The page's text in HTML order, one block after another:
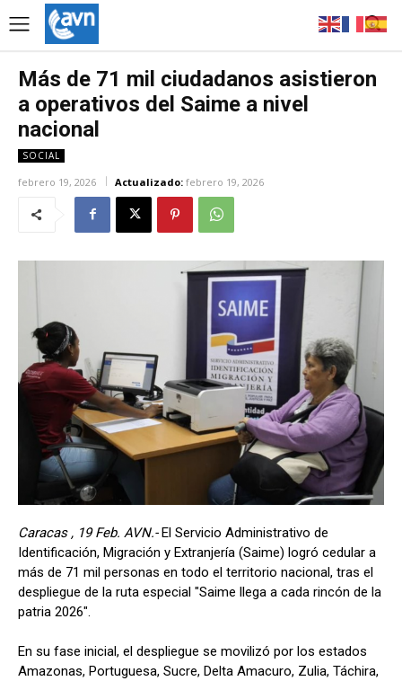
Más de 71 mil ciudadanos asistieron
a operativos del Saime a nivel
nacional
SOCIAL
febrero 19, 2026 Actualizado: febrero 19, 2026
Caracas , 19 Feb. AVN.-El Servicio Administrativo de
Identificación, Migración y Extranjería (Saime) logró cedular a
más de 71 mil personas en todo el territorio nacional, tras el
despliegue de la ruta especial "Saime llega a cada rincón de la
patria 2026".
En su fase inicial, el despliegue se movilizó por los estados
Amazonas, Portuguesa, Sucre, Delta Amacuro, Zulia, Táchira,